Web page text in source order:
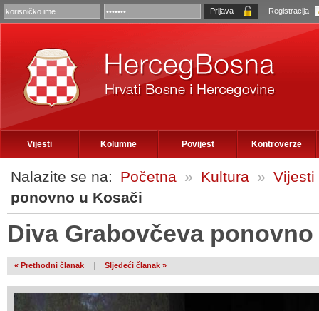
Registracija
Vijesti Kolumne Povijest Kontroverze
Nalazite se na: Početna » Kultura » Vijesti
ponovno u Kosači
Diva Grabovčeva
« Prethodni članak | Sljedeći članak »